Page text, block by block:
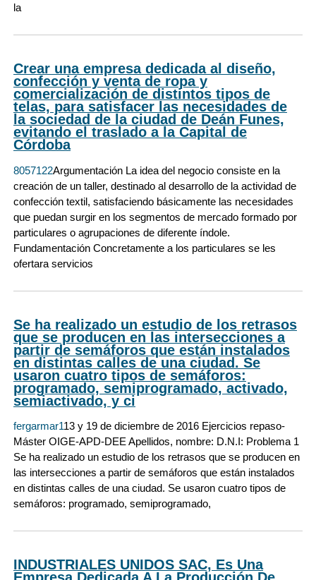
la
Crear una empresa dedicada al diseño,
confección y venta de ropa y
comercialización de distintos tipos de
telas, para satisfacer las necesidades de
la sociedad de la ciudad de Deán Funes,
evitando el traslado a la Capital de
Córdoba
8057122Argumentación La idea del negocio consiste en la
creación de un taller, destinado al desarrollo de la actividad de
confección textil, satisfaciendo básicamente las necesidades
que puedan surgir en los segmentos de mercado formado por
particulares o agrupaciones de diferente índole.
Fundamentación Concretamente a los particulares se les
ofertara servicios
Se ha realizado un estudio de los retrasos
que se producen en las intersecciones a
partir de semáforos que están instalados
en distintas calles de una ciudad. Se
usaron cuatro tipos de semáforos:
programado, semiprogramado, activado,
semiactivado, y ci
fergarmar113 y 19 de diciembre de 2016 Ejercicios repaso-
Máster OIGE-APD-DEE Apellidos, nombre: D.N.I: Problema 1
Se ha realizado un estudio de los retrasos que se producen en
las intersecciones a partir de semáforos que están instalados
en distintas calles de una ciudad. Se usaron cuatro tipos de
semáforos: programado, semiprogramado,
INDUSTRIALES UNIDOS SAC, Es Una